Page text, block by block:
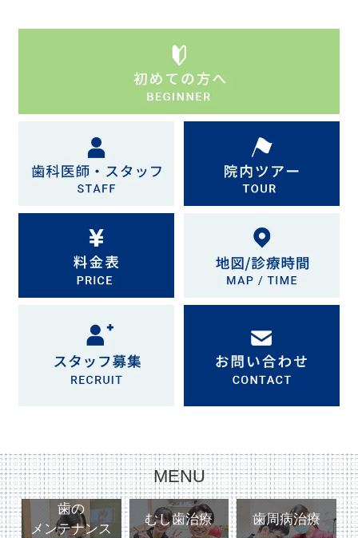
MENU
歯の
メンテナンス
むし歯治療 歯周病治療